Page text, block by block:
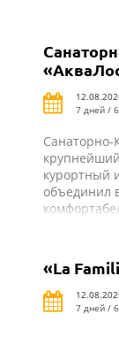
7 дней /
курортный
объединил
«La
7 дней /